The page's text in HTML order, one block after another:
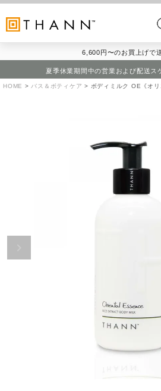
6,600円〜のお買上げで
夏季休業期間中の営業および配送ス
HOME バス＆ボティケア ボディミルク OE《オリ